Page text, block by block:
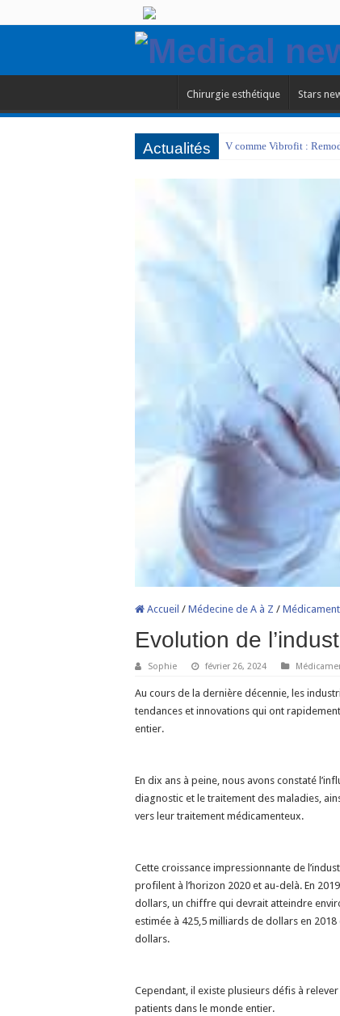
Chirurgie esthétique Stars
Actualités V comme Vibrofit :
Accueil / Médecine de A à Z /
Evolution de
Sophie février 26, 2024
Au cours de la dernière décennie, les
tendances et innovations qui ont
entier.
En dix ans à peine, nous avons constaté
diagnostic et le traitement des maladies,
vers leur traitement médicamenteux.
Cette croissance impressionnante de
profilent à l’horizon 2020 et au-delà. En
dollars, un chiffre qui devrait atteindre
estimée à 425,5 milliards de dollars en
dollars.
Cependant, il existe plusieurs défis à
patients dans le monde entier.